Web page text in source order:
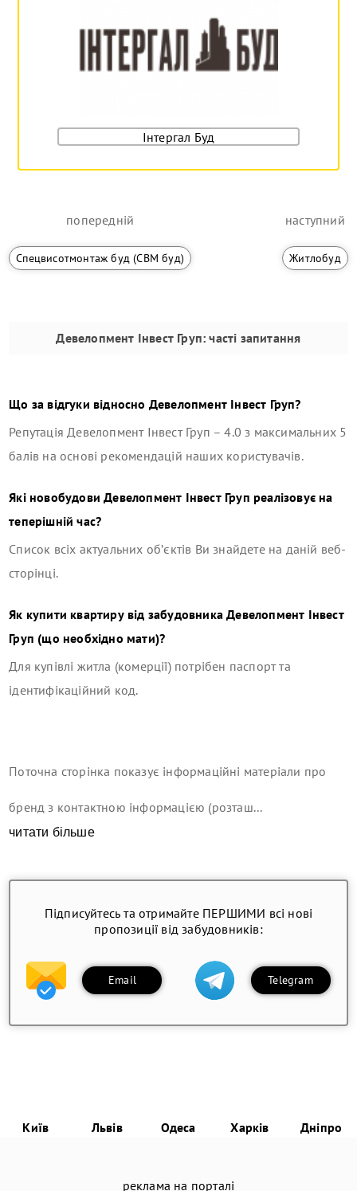
Інтергал Буд
попередній
Спецвисотмонтаж буд (СВМ буд)
наступний
Житлобуд
Девелопмент Інвест Груп: часті запитання
Що за відгуки відносно Девелопмент Інвест Груп?
Репутація Девелопмент Інвест Груп –4.0 з максимальних 5
балів на основі рекомендацій наших користувачів.
Які новобудовиДевелопмент Інвест Груп реалізовує на
теперішній час?
Список всіх актуальних об’єктів Ви знайдете на даній веб-
сторінці.
Як купити квартиру від забудовникаДевелопмент Інвест
Груп (що необхідно мати)?
Для купівлі житла (комерції) потрібен паспорт та
ідентифікаційний код.
Поточна сторінка показує інформаційні матеріали про
бренд з контактною інформацією (розташ...
читати більше
Підписуйтесь та отримайте ПЕРШИМИ всі нові
пропозиції від забудовників:
Email Telegram
Київ Львів Одеса Харків Дніпро
реклама на порталі